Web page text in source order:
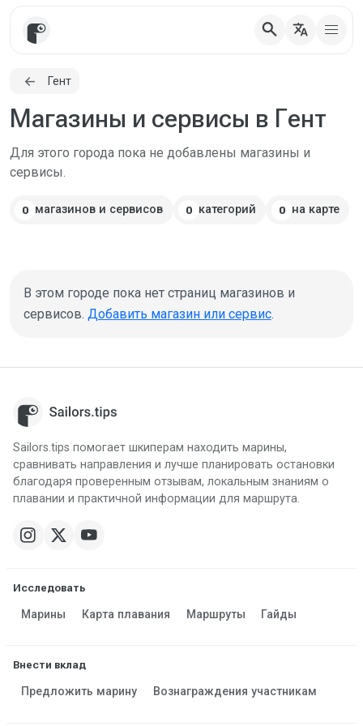
search translate
Гент
Магазины и сервисы в Гент
Для этого города пока не добавлены магазины и
сервисы.
0 магазинов и сервисов 0 категорий 0 на карте
В этом городе пока нет страниц магазинов и
сервисов. Добавить магазин или сервис.
Sailors.tips помогает шкиперам находить марины,
сравнивать направления и лучше планировать остановки
благодаря проверенным отзывам, локальным знаниям о
плавании и практичной информации для маршрута.
Исследовать
Марины Карта плавания Маршруты Гайды
Внести вклад
Предложить марину Вознаграждения участникам